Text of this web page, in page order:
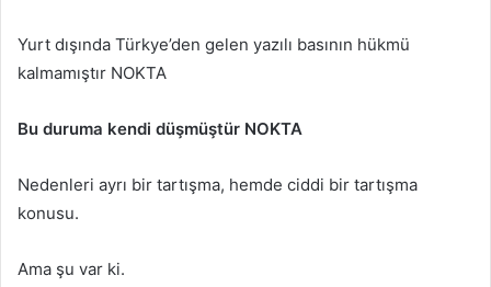
Yurt dışında Türkye’den gelen yazılı basının hükmü
kalmamıştır NOKTA
Bu duruma kendi düşmüştür NOKTA
Nedenleri ayrı bir tartışma, hemde ciddi bir tartışma
konusu.
Ama şu var ki.